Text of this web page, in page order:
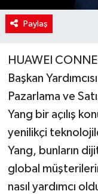
Paylaş
HUAWEI
Başkan
Pazarlama ve
Yang bir açılış
yenilikçi
Yang, bunların
global
nasıl yardımcı